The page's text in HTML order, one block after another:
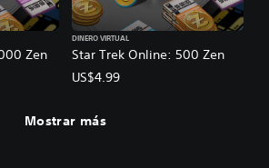
Zen Star Trek Online: 500 Zen
DINERO VIRTUAL
US$4.99
Mostrar más